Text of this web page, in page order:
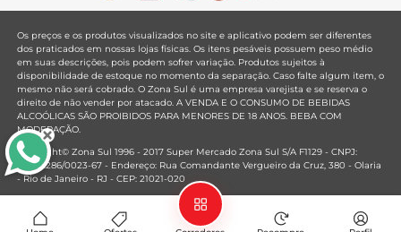
Os preços e os produtos visualizados no site e aplicativo podem ser diferentes
dos praticados em nossas lojas físicas. Os itens pesáveis possuem peso médio
em suas descrições, pois podem sofrer variação. Produtos sujeitos à
disponibilidade de estoque no momento da separação. Caso falte algum item, o
mesmo não será cobrado. O Zona Sul é uma empresa varejista e se reserva o
direito de não vender por atacado. A VENDA E O CONSUMO DE BEBIDAS
ALCOÓLICAS SÃO PROIBIDOS PARA MENORES DE 18 ANOS. BEBA COM
MODERAÇÃO.
Copyright© Zona Sul 1996 - 2017 Super Mercado Zona Sul S/A F1129 - CNPJ:
33.381.286/0023-67 - Endereço: Rua Comandante Vergueiro da Cruz, 380 - Olaria
- Rio de Janeiro - RJ - CEP: 21021-020
Mantido por